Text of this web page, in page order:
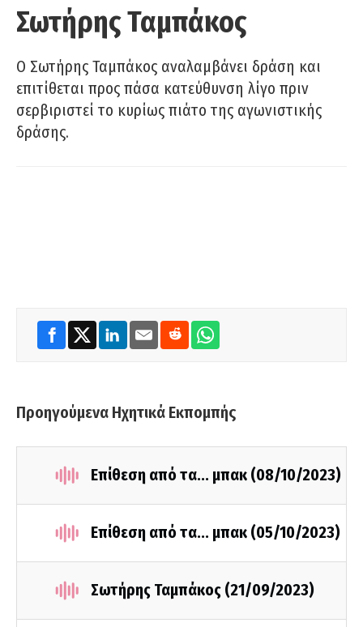
Σωτήρης Ταμπάκος
Ο Σωτήρης Ταμπάκος αναλαμβάνει δράση και
επιτίθεται προς πάσα κατεύθυνση λίγο πριν
σερβιριστεί το κυρίως πιάτο της αγωνιστικής
δράσης.
Προηγούμενα Ηχητικά Εκπομπής
Επίθεση από τα... μπακ (08/10/2023)
Επίθεση από τα... μπακ (05/10/2023)
Σωτήρης Ταμπάκος (21/09/2023)